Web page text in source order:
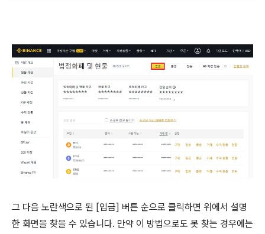
그 다음 노란색으로 된 [입금] 버튼 순으로 클릭하면 위에서 설명
한 화면을 찾을 수 있습니다. 만약 이 방법으로도 못 찾는 경우에는